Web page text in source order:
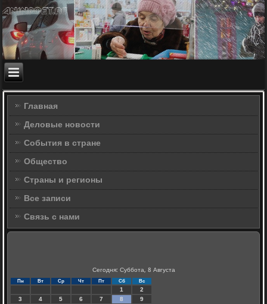
Главная
Деловые новости
События в стране
Общество
Страны и регионы
Все записи
Связь с нами
Сегодня: Суббота, 8 Августа
Пн Вт Ср Чт Пт Сб Вс
1
2
3
4 5 6 7 8
9